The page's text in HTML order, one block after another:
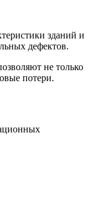
зданий и
дефектов.
не только
потери.